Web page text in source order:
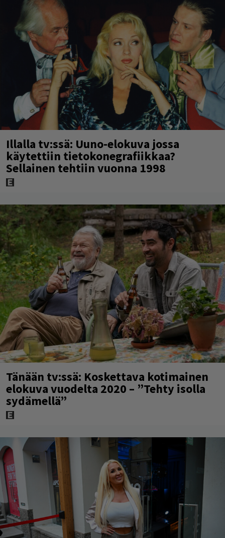
Illalla tv:ssä: Uuno-elokuva jossa
käytettiin tietokonegrafiikkaa?
Sellainen tehtiin vuonna 1998
Tänään tv:ssä: Koskettava kotimainen
elokuva vuodelta 2020 – ”Tehty isolla
sydämellä”